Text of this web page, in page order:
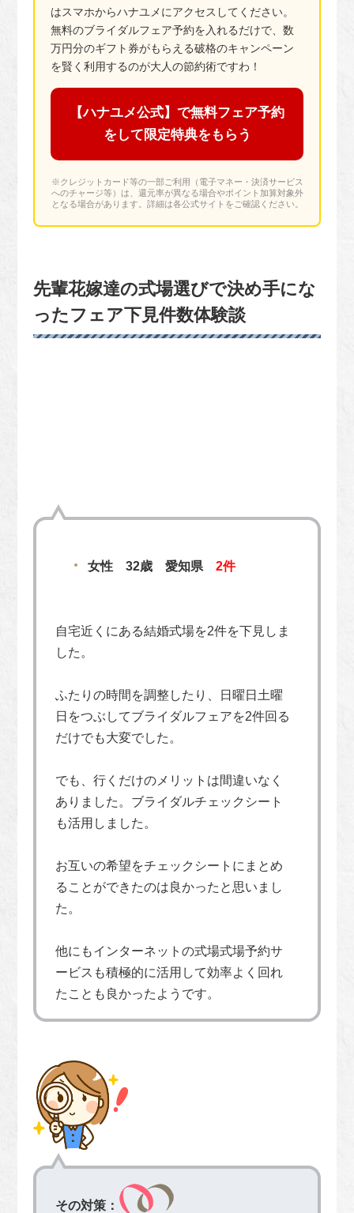
はスマホからハナユメにアクセスしてください。
無料のブライダルフェア予約を入れるだけで、数
万円分のギフト券がもらえる破格のキャンペーン
を賢く利用するのが大人の節約術ですわ！
【ハナユメ公式】で無料フェア予約
をして限定特典をもらう
※クレジットカード等の一部ご利用（電子マネー・決済サービス
へのチャージ等）は、還元率が異なる場合やポイント加算対象外
となる場合があります。詳細は各公式サイトをご確認ください。
先輩花嫁達の式場選びで決め手にな
ったフェア下見件数体験談
女性 32歳 愛知県2件
自宅近くにある結婚式場を2件を下見しま
した。
ふたりの時間を調整したり、日曜日土曜
日をつぶしてブライダルフェアを2件回る
だけでも大変でした。
でも、行くだけのメリットは間違いなく
ありました。ブライダルチェックシート
も活用しました。
お互いの希望をチェックシートにまとめ
ることができたのは良かったと思いまし
た。
他にもインターネットの式場式場予約サ
ービスも積極的に活用して効率よく回れ
たことも良かったようです。
その対策：